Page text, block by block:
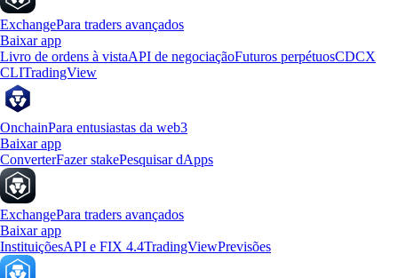
ExchangePara traders avançados
Baixar app
Livro de ordens à vistaAPI de negociaçãoFuturos perpétuosCDCX
CLITradingView
OnchainPara entusiastas da web3
Baixar app
ConverterFazer stakePesquisar dApps
ExchangePara traders avançados
Baixar app
InstituiçõesAPI e FIX 4.4TradingViewPrevisões